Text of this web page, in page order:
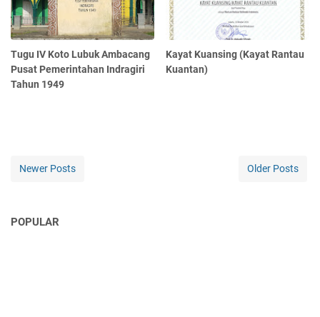
Tugu IV Koto Lubuk Ambacang
Pusat Pemerintahan Indragiri
Tahun 1949
Kayat Kuansing (Kayat Rantau
Kuantan)
Newer Posts Older Posts
POPULAR